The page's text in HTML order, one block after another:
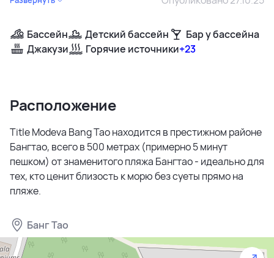
Бассейн Детский бассейн
Бар у бассейна
Джакузи
Горячие источники+23
Расположение
Title Modeva Bang Tao находится в престижном районе
Бангтао, всего в 500 метрах (примерно 5 минут
пешком) от знаменитого пляжа Бангтао - идеально для
тех, кто ценит близость к морю без суеты прямо на
пляже.
Банг Тао